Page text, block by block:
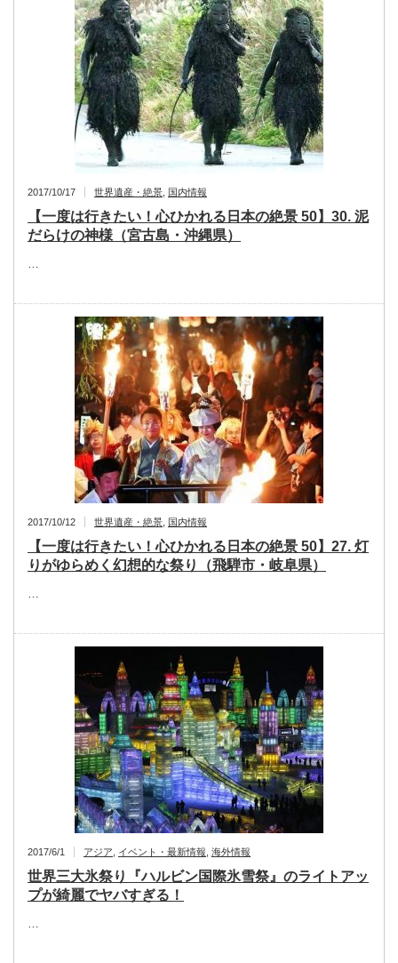
2017/10/17 世界遺産・絶景 国内情報
【一度は行きたい！心ひかれる日本の絶景 50】30. 泥
だらけの神様（宮古島・沖縄県）
2017/10/12 世界遺産・絶景 国内情報
【一度は行きたい！心ひかれる日本の絶景 50】27. 灯
りがゆらめく幻想的な祭り（飛騨市・岐阜県）
2017/6/1 アジア イベント・最新情報 海外情報
世界三大氷祭り『ハルビン国際氷雪祭』のライトアッ
プが綺麗でヤバすぎる！